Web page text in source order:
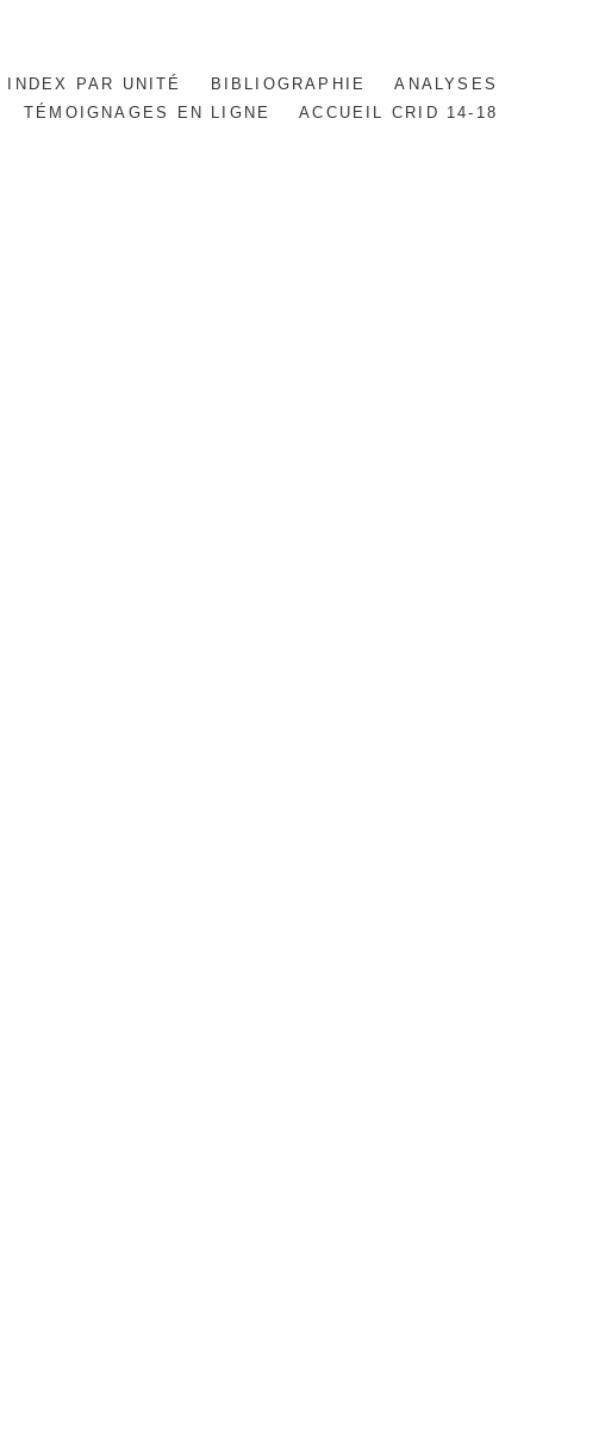
INDEX PAR UNITÉ BIBLIOGRAPHIE
ANALYSES
TÉMOIGNAGES EN LIGNE
ACCUEIL CRID 14-18